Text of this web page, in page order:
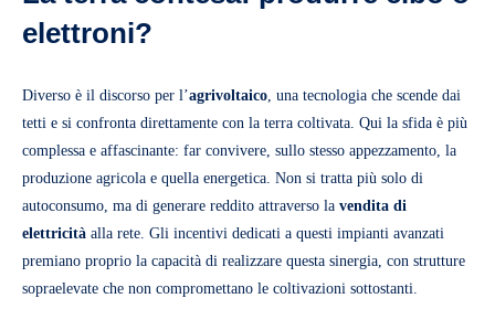
elettroni?
Diverso è il discorso per l’agrivoltaico , una tecnologia che scende dai
tetti e si confronta direttamente con la terra coltivata. Qui la sfida è più
complessa e affascinante: far convivere, sullo stesso appezzamento, la
produzione agricola e quella energetica. Non si tratta più solo di
autoconsumo, ma di generare reddito attraverso la vendita di
elettricità alla rete. Gli incentivi dedicati a questi impianti avanzati
premiano proprio la capacità di realizzare questa sinergia, con strutture
sopraelevate che non compromettano le coltivazioni sottostanti.